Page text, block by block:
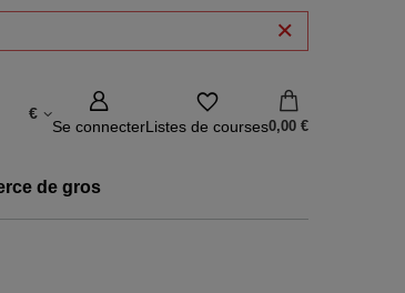
€
Se connecterListes de courses0,00 €
de gros